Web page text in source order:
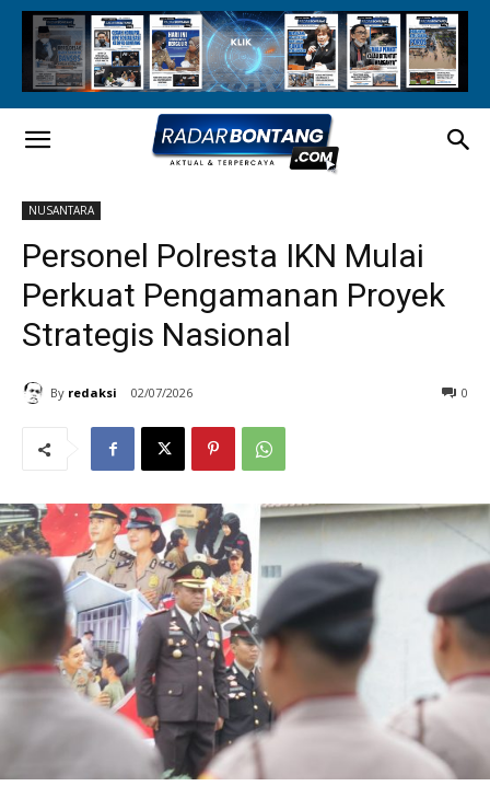
NUSANTARA
Personel Polresta IKN Mulai
Perkuat Pengamanan Proyek
Strategis Nasional
By redaksi 02/07/2026 0